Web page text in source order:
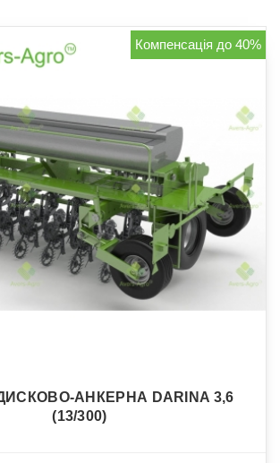
Компенсація до 40%
АНКЕРНА DARINA 3,6
(13/300)